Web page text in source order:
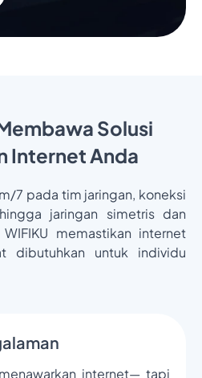
Solusi
Internet Anda
7 pada tim jaringan, koneksi
jaringan simetris dan
memastikan internet
dibutuhkan untuk individu
internet— tapi